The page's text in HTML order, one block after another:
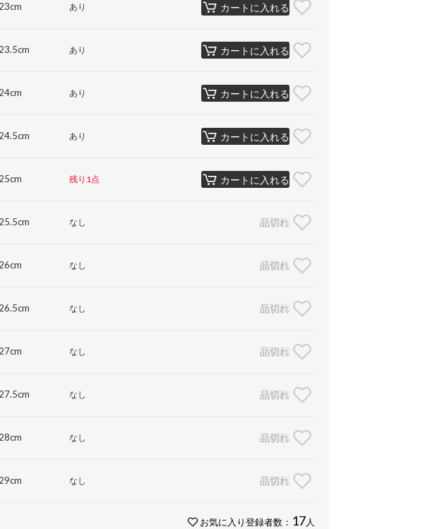
23cm あり カートに入れる
23.5cm あり カートに入れる
24cm あり カートに入れる
24.5cm あり カートに入れる
25cm 残り1点 カートに入れる
25.5cm なし 品切れ
26cm なし 品切れ
26.5cm なし 品切れ
27cm なし 品切れ
27.5cm なし 品切れ
28cm なし 品切れ
29cm なし 品切れ
お気に入り登録者数： 17 人